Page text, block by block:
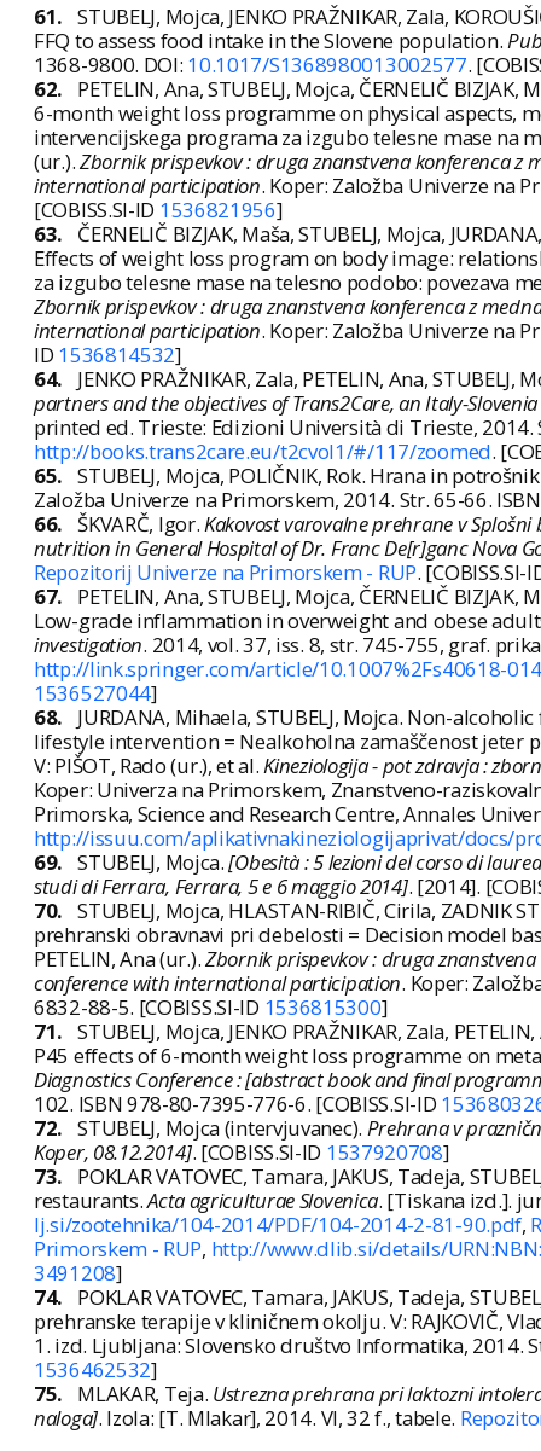
61. STUBELJ, Mojca, JENKO PRAŽNIKAR, Zala,
FFQ to assess food intake in the Slovene population.
1368-9800. DOI: 10.1017/S1368980013002577.
62.
PETELIN, Ana, STUBELJ, Mojca, ČERNELIČ
6-month weight loss programme on physical aspects,
intervencijskega programa za izgubo telesne mase na
(ur.).Zbornik prispevkov : druga znanstvena konferenca z
international participation. Koper: Založba Univerze na
[COBISS.SI-ID 1536821956]
63.
ČERNELIČ BIZJAK, Maša, STUBELJ, Mojca,
Effects of weight loss program on body image:
za izgubo telesne mase na telesno podobo: povezava
Zbornik prispevkov : druga znanstvena konferenca z
international participation. Koper: Založba Univerze na
ID 1536814532]
64.
JENKO PRAŽNIKAR, Zala, PETELIN, Ana,
partners and the objectives of Trans2Care, an Italy-
printed ed. Trieste: Edizioni Università di Trieste,
http://books.trans2care.eu/t2cvol1/#/117/zoomed.
65. STUBELJ, Mojca, POLIČNIK, Rok. Hrana in
Založba Univerze na Primorskem, 2014. Str. 65-66.
66. ŠKVARČ, Igor.Kakovost varovalne prehrane v
nutrition in General Hospital of Dr. Franc De[r]ganc Nova
Repozitorij Univerze na Primorskem - RUP. [COBISS.SI-
67.
PETELIN, Ana, STUBELJ, Mojca, ČERNELIČ BIZJAK,
Low-grade inflammation in overweight and obese
investigation. 2014, vol. 37, iss. 8, str. 745-755, graf.
http://link.springer.com/article/10.1007%2Fs40618-
1536527044]
68.
JURDANA, Mihaela, STUBELJ, Mojca. Non-
lifestyle intervention = Nealkoholna zamaščenost
V: PIŠOT, Rado (ur.), et al.Kineziologija - pot zdravja :
Koper: Univerza na Primorskem, Znanstveno-
Primorska, Science and Research Centre, Annales
http://issuu.com/aplikativnakineziologijaprivat/docs/
69. STUBELJ, Mojca.[Obesità : 5 lezioni del corso di
studi di Ferrara, Ferrara, 5 e 6 maggio 2014]. [2014].
70. STUBELJ, Mojca, HLASTAN-RIBIČ, Cirila,
prehranski obravnavi pri debelosti = Decision model
PETELIN, Ana (ur.).Zbornik prispevkov : druga
conference with international participation. Koper:
6832-88-5. [COBISS.SI-ID 1536815300]
71. STUBELJ, Mojca, JENKO PRAŽNIKAR, Zala,
P45 effects of 6-month weight loss programme on
Diagnostics Conference : [abstract book and final
102. ISBN 978-80-7395-776-6. [COBISS.SI-ID
72. STUBELJ, Mojca (intervjuvanec). Prehrana v
Koper, 08.12.2014]. [COBISS.SI-ID 1537920708]
73.
POKLAR VATOVEC, Tamara, JAKUS, Tadeja,
restaurants.Acta agriculturae Slovenica. [Tiskana izd.].
lj.si/zootehnika/104-2014/PDF/104-2014-2-81-90.pdf,
Primorskem - RUP, http://www.dlib.si/details/
3491208]
74.
POKLAR VATOVEC, Tamara, JAKUS, Tadeja,
prehranske terapije v kliničnem okolju. V: RAJKOVIČ,
1. izd. Ljubljana: Slovensko društvo Informatika, 2014.
1536462532]
75.
MLAKAR, Teja. Ustrezna prehrana pri laktozni
naloga]. Izola: [T. Mlakar], 2014. VI, 32 f., tabele.